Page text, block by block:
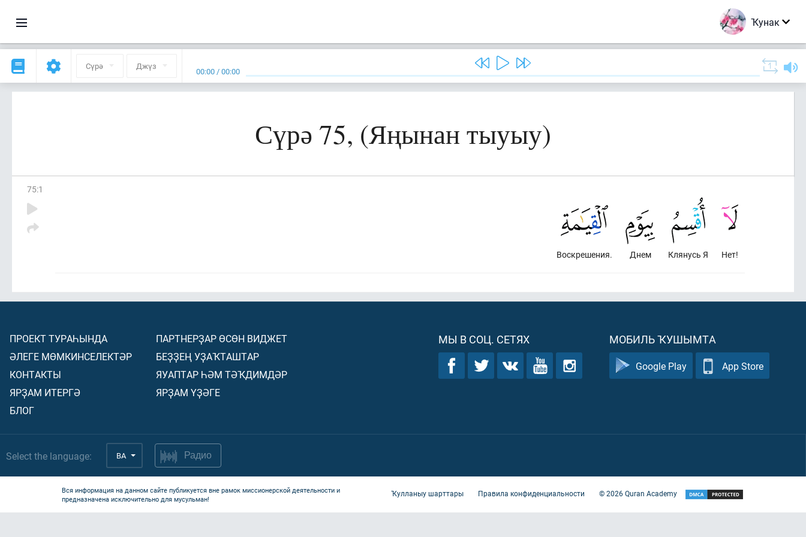
Ҡунак
Сүрә Джүз 00:00 /00:00
Сүрә 75, (Яңынан тыуыу)
75:1
Нет!
Клянусь Я
Днем
Воскрешения.
ПРОЕКТ ТУРАҺЫНДА
ӘЛЕГЕ МӨМКИНСЕЛЕКТӘР
КОНТАКТЫ
ЯРҘАМ ИТЕРГӘ
БЛОГ
ПАРТНЕРҘАР ӨСӨН ВИДЖЕТ
БЕҘҘЕҢ УҘАҠТАШТАР
ЯУАПТАР ҺӘМ ТӘҠДИМДӘР
ЯРҘАМ ҮҘӘГЕ
МЫ В СОЦ. СЕТЯХ МОБИЛЬ ҠУШЫМТА
Google Play App Store
Select the language: BA Радио
Вся информация на данном сайте публикуется вне рамок миссионерской деятельности и
предназначена исключительно для мусульман!
Ҡулланыу шарттары Правила конфиденциальности ©2026Quran Academy